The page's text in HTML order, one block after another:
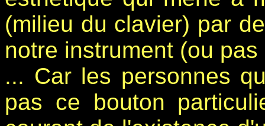
(milieu du clavier) par
notre instrument (ou
... Car les personnes
pas ce bouton